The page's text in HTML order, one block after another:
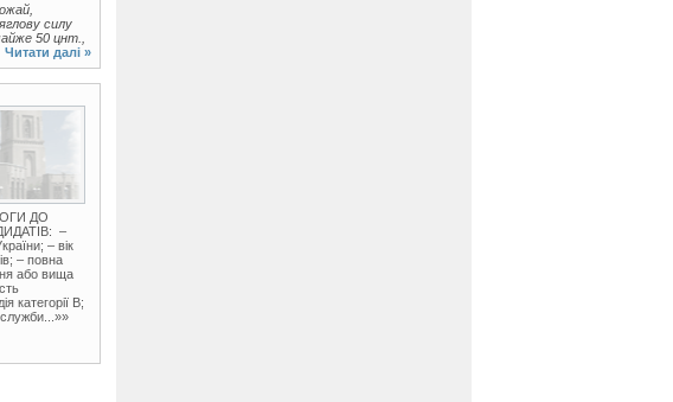
силу
50 цнт.,
Читати далі »
ДО
–
– вік
– повна
або вища
категорії В;
служби...»»